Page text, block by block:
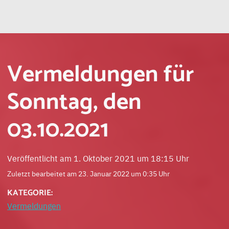
Vermeldungen für
Sonntag, den
03.10.2021
Veröffentlicht am 1. Oktober 2021 um 18:15 Uhr
Zuletzt bearbeitet am 23. Januar 2022 um 0:35 Uhr
KATEGORIE:
Vermeldungen